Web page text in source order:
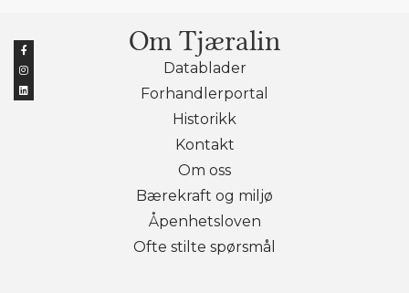
Om Tjæralin
Datablader
Forhandlerportal
Historikk
Kontakt
Om oss
Bærekraft og miljø
Åpenhetsloven
Ofte stilte spørsmål